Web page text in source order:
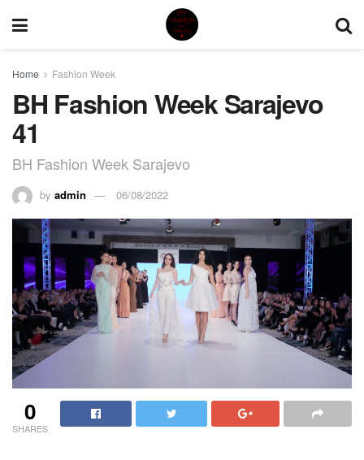
Home Fashion Week
BH Fashion Week Sarajevo
41
BH Fashion Week Sarajevo
by admin 06/08/2022
0
SHARES